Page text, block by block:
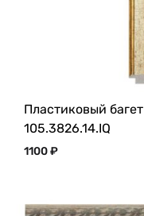
Пластиковый багет
105.3826.14.IQ
1100₽